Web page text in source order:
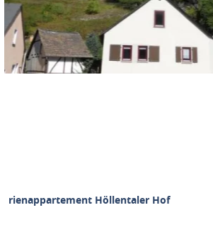
Höllentaler Hof